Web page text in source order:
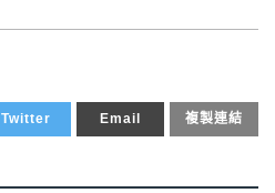
Twitter Email 複製連結